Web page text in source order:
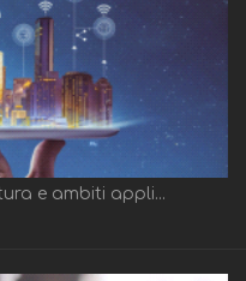
e ambiti appli...